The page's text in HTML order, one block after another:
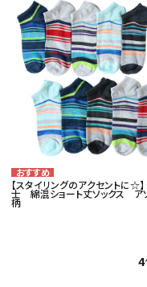
特定商取引法について
お問い合わせ
call 06-6130-
schedule
【スタイリングのアクセントに☆
士 綿混ショート丈ソックス ア
柄
4